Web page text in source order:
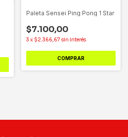
Paleta Sensei Ping Pong 1 Star
$7.100,00
3 x $2.366,67 sin interés
COMPRAR